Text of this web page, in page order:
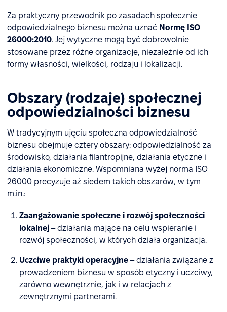
Za praktyczny przewodnik po zasadach społecznie
odpowiedzialnego biznesu można uznać Normę ISO
26000:2010. Jej wytyczne mogą być dobrowolnie
stosowane przez różne organizacje, niezależnie od ich
formy własności, wielkości, rodzaju i lokalizacji.
Obszary (rodzaje) społecznej
odpowiedzialności biznesu
W tradycyjnym ujęciu społeczna odpowiedzialność
biznesu obejmuje cztery obszary: odpowiedzialność za
środowisko, działania filantropijne, działania etyczne i
działania ekonomiczne. Wspomniana wyżej norma ISO
26000 precyzuje aż siedem takich obszarów, w tym
m.in.:
Zaangażowanie społeczne i rozwój społeczności
lokalnej – działania mające na celu wspieranie i
rozwój społeczności, w których działa organizacja.
Uczciwe praktyki operacyjne – działania związane z
prowadzeniem biznesu w sposób etyczny i uczciwy,
zarówno wewnętrznie, jak i w relacjach z
zewnętrznymi partnerami.